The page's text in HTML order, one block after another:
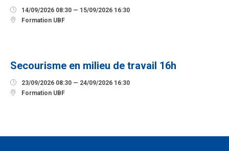
 14/09/2026 08:30 — 15/09/2026 16:30
 Formation UBF
Secourisme en milieu de travail 16h
 23/09/2026 08:30 — 24/09/2026 16:30
 Formation UBF